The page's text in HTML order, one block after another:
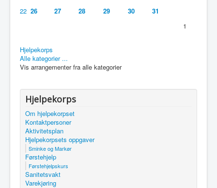
22 26 27 28 29 30
31
1
Hjelpekorps
Alle kategorier ...
Vis arrangementer fra alle kategorier
Hjelpekorps
Om hjelpekorpset
Kontaktpersoner
Aktivitetsplan
Hjelpekorpsets oppgaver
Sminke og Markør
Førstehjelp
Førstehjelpskurs
Sanitetsvakt
Varekjøring